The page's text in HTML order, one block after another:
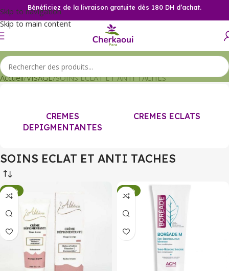
Skip to navigation
Skip to main content
Bénéficiez de la livraison gratuite dès 180 DH d’achat.
Accueil VISAGE SOINS ECLAT ET ANTI TACHES
CREMES
DEPIGMENTANTES
CREMES ECLATS
SOINS ECLAT ET ANTI TACHES
-34% -34%